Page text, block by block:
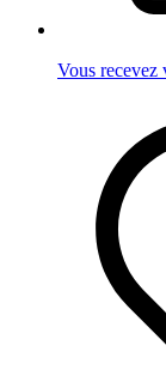
Vous recevez